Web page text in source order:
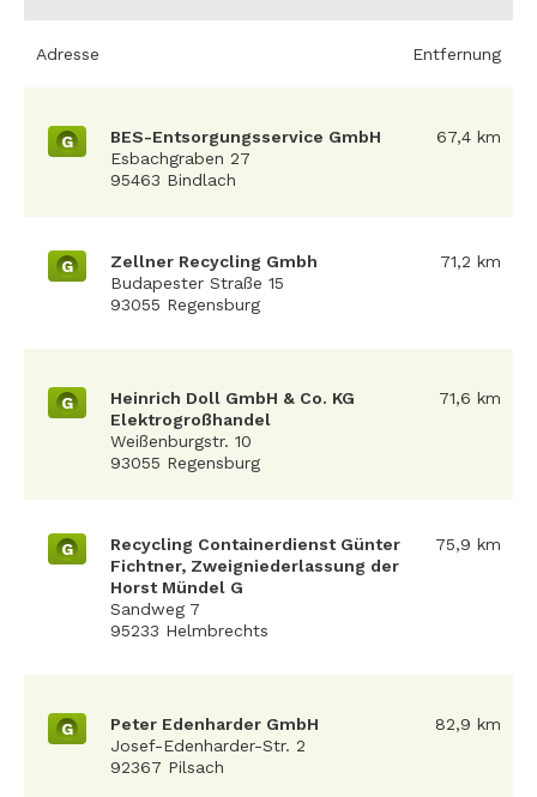
Adresse Entfernung
G
BES-Entsorgungsservice GmbH
Esbachgraben 27
95463 Bindlach
67,4 km
G
Zellner Recycling Gmbh
Budapester Straße 15
93055 Regensburg
71,2 km
G
Heinrich Doll GmbH & Co. KG
Elektrogroßhandel
Weißenburgstr. 10
93055 Regensburg
71,6 km
G
Recycling Containerdienst Günter
Fichtner, Zweigniederlassung der
Horst Mündel G
Sandweg 7
95233 Helmbrechts
75,9 km
G
Peter Edenharder GmbH
Josef-Edenharder-Str. 2
92367 Pilsach
82,9 km